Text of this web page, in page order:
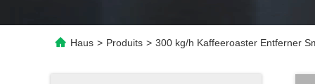
Haus > Produits > 300 kg/h Kaffeeroaster Entferner